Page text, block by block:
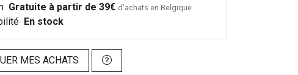
Gratuite à partir de 39€ d’achats en Belgique
En stock
MES ACHATS